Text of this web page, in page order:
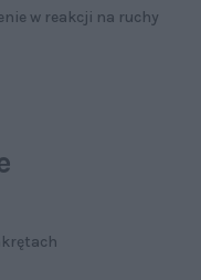
w reakcji na ruchy